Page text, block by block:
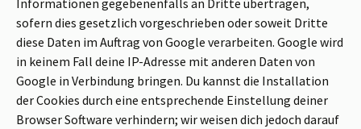
Informationen gegebenenfalls an Dritte übertragen,
sofern dies gesetzlich vorgeschrieben oder soweit Dritte
diese Daten im Auftrag von Google verarbeiten. Google wird
in keinem Fall deine IP-Adresse mit anderen Daten von
Google in Verbindung bringen. Du kannst die Installation
der Cookies durch eine entsprechende Einstellung deiner
Browser Software verhindern; wir weisen dich jedoch darauf